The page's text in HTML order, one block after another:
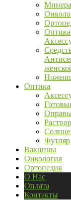
Оптика
Оптика
Футляр
Вакцины
Онкология
Ортопедия
О Нас
Оплата
Контакты